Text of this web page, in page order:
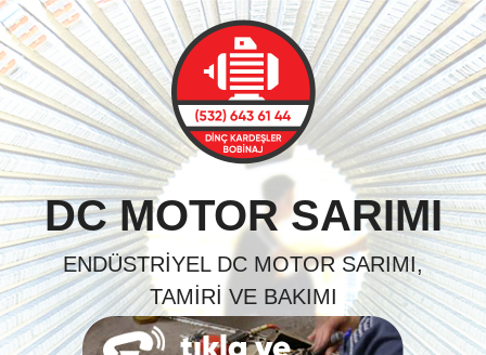
Skip
to
content
DC MOTOR SARIMI
ENDÜSTRIYEL DC MOTOR SARIMI,
TAMIRI VE BAKIMI